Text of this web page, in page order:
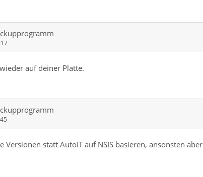
auf deiner Platte.
Versionen statt AutoIT auf NSIS basieren, ansonsten